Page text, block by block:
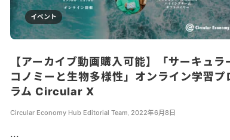
イベント
【アーカイブ動画購入可能】「サーキュラ
コノミーと生物多様性」オンライン学習プ
ラム Circular X
Circular Economy Hub Editorial Team 2022年6月8日
...